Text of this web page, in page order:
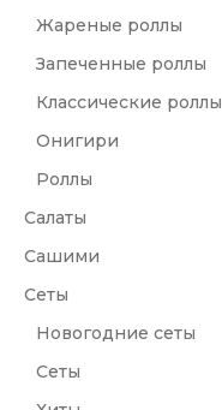
Жареные роллы
Запеченные роллы
Классические роллы
Онигири
Роллы
Салаты
Сашими
Сеты
Новогодние сеты
Сеты